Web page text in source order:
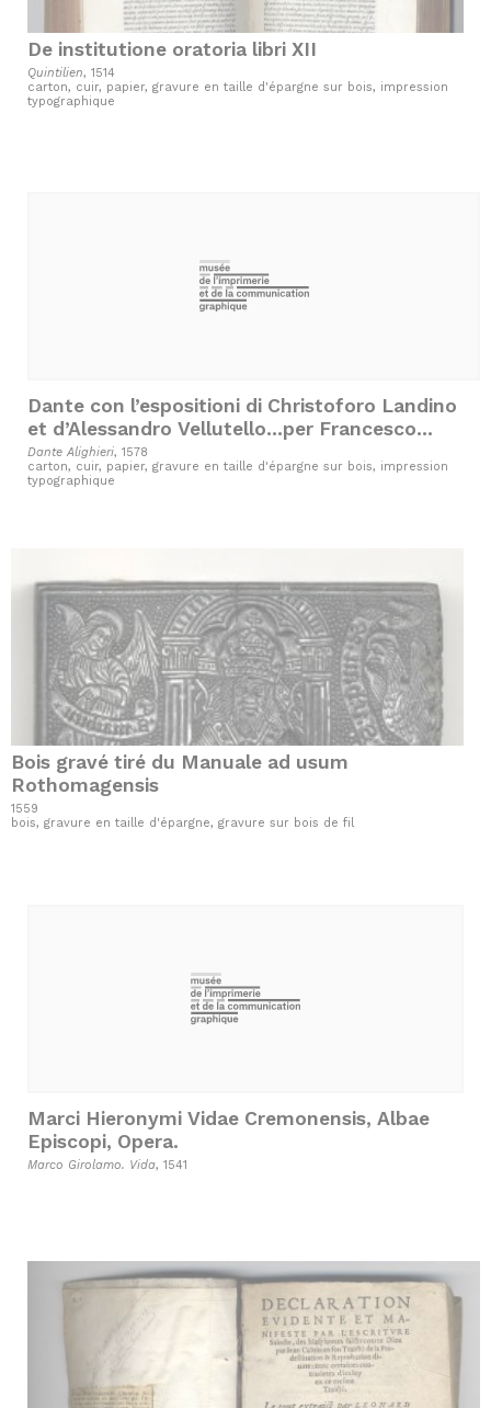
De institutione oratoria libri XII
Quintilien, 1514
carton, cuir, papier, gravure en taille d'épargne sur bois, impression
typographique
Dante con l’espositioni di Christoforo Landino
et d’Alessandro Vellutello…per Francesco
Sansovino Fiorentino. In Venetia, appresso
Giovambattista Marchio Sessa et Fratelli. 1578.
Dante Alighieri, 1578
carton, cuir, papier, gravure en taille d'épargne sur bois, impression
typographique
Bois gravé tiré du Manuale ad usum
Rothomagensis
1559
bois, gravure en taille d'épargne, gravure sur bois de fil
Marci Hieronymi Vidae Cremonensis, Albae
Episcopi, Opera.
Marco Girolamo. Vida, 1541